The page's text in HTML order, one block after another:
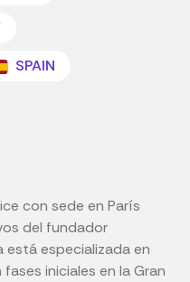
SPAIN
con sede en París
del fundador
está especializada en
iniciales en la Gran